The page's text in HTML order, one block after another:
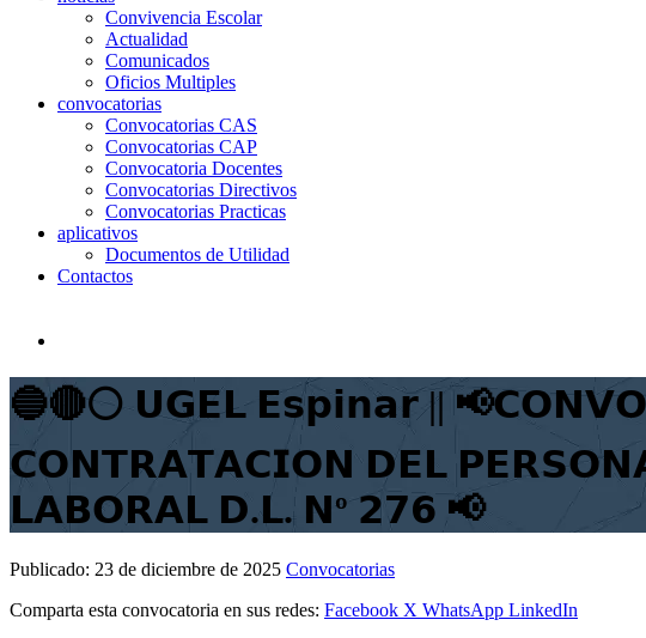
Convivencia Escolar
Actualidad
Comunicados
Oficios Multiples
convocatorias
Convocatorias CAS
Convocatorias CAP
Convocatoria Docentes
Convocatorias Directivos
Convocatorias Practicas
aplicativos
Documentos de Utilidad
Contactos
🔵🔴⚪️ 𝗨𝗚𝗘𝗟 𝗘𝘀𝗽𝗶𝗻𝗮𝗿 ||
𝗖𝗢𝗡𝗧𝗥𝗔𝗧𝗔𝗖𝗜𝗢𝗡 𝗗𝗘𝗟
𝗟𝗔𝗕𝗢𝗥𝗔𝗟 𝗗.𝗟. 𝗡º 𝟮𝟳𝟲 📢
Publicado: 23 de diciembre de 2025 Convocatorias
Comparta esta convocatoria en sus redes: Facebook X WhatsApp LinkedIn